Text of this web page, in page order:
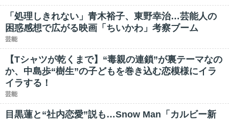
「処理しきれない」青木裕子、東野幸治…芸能人の
困惑感想で広がる映画「ちいかわ」考察ブーム
芸能
【Tシャツが乾くまで】“毒親の連鎖”が裏テーマなの
か、中島歩“樹生”の子どもを巻き込む恋模様にイラ
イラする！
芸能
目黒蓮と“社内恋愛”説も…Snow Man「カルビー新